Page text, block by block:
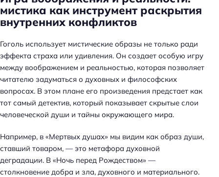
мистика как инструмент раскрытия
внутренних конфликтов
Гоголь использует мистические образы не только ради
эффекта страха или удивления. Он создает особую игру
между воображением и реальностью, которая позволяет
читателю задуматься о духовных и философских
вопросах. В этом плане его произведения предстает как
тот самый детектив, который показывает скрытые слои
человеческой души и тайны окружающего мира.
Например, в «Мертвых душах» мы видим как образ души,
ставший товаром, — это метафора духовной
деградации. В «Ночь перед Рождеством» —
столкновение добра и зла, духовного и материального.
Н
а
й